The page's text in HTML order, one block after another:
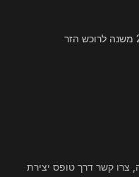
צרו קשר דרך טופס יצירת